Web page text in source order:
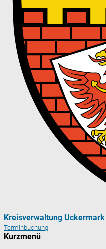
Kreisverwaltung Uckermark
Terminbuchung
Kurzmenü